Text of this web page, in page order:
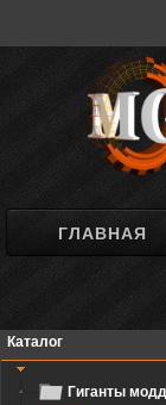
ГЛАВНАЯ
Каталог
Гиганты